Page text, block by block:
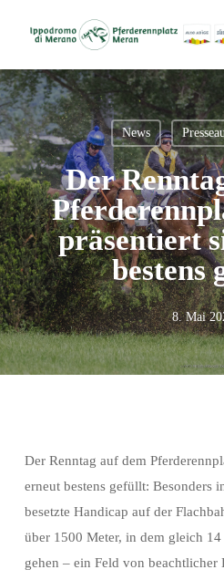
content
News
Der
präsentiert
bestens
8. Mai
Der Renntag auf dem
erneut bestens gefüllt: Besonders
besetzte Handicap auf der
über 1500 Meter, in dem gleich
gehen – ein Feld von